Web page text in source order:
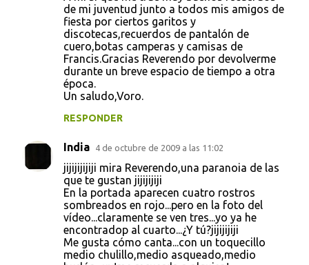
de mi juventud junto a todos mis amigos de
fiesta por ciertos garitos y
discotecas,recuerdos de pantalón de
cuero,botas camperas y camisas de
Francis.Gracias Reverendo por devolverme
durante un breve espacio de tiempo a otra
época.
Un saludo,Voro.
RESPONDER
India 4 de octubre de 2009 a las 11:02
jijijijijiji mira Reverendo,una paranoia de las
que te gustan jijijijiji
En la portada aparecen cuatro rostros
sombreados en rojo...pero en la foto del
vídeo...claramente se ven tres...yo ya he
encontradop al cuarto...¿Y tú?jijijijiji
Me gusta cómo canta...con un toquecillo
medio chulillo,medio asqueado,medio